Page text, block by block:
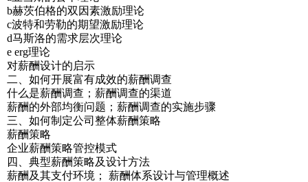
b赫茨伯格的双因素激励理论
c波特和劳勒的期望激励理论
d马斯洛的需求层次理论
e erg理论
对薪酬设计的启示
二、如何开展富有成效的薪酬调查
什么是薪酬调查；薪酬调查的渠道
薪酬的外部均衡问题；薪酬调查的实施步骤
三、如何制定公司整体薪酬策略
薪酬策略
企业薪酬策略管控模式
四、典型薪酬策略及设计方法
薪酬及其支付环境； 薪酬体系设计与管理概述